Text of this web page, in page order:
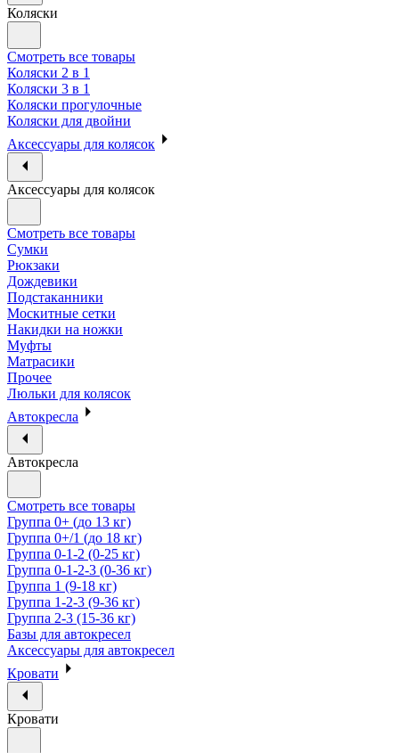
Коляски
Смотреть все товары
Коляски 2 в 1
Коляски 3 в 1
Коляски прогулочные
Коляски для двойни
Аксессуары для колясок
Аксессуары для колясок
Смотреть все товары
Сумки
Рюкзаки
Дождевики
Подстаканники
Москитные сетки
Накидки на ножки
Муфты
Матрасики
Прочее
Люльки для колясок
Автокресла
Автокресла
Смотреть все товары
Группа 0+ (до 13 кг)
Группа 0+/1 (до 18 кг)
Группа 0-1-2 (0-25 кг)
Группа 0-1-2-3 (0-36 кг)
Группа 1 (9-18 кг)
Группа 1-2-3 (9-36 кг)
Группа 2-3 (15-36 кг)
Базы для автокресел
Аксессуары для автокресел
Кровати
Кровати